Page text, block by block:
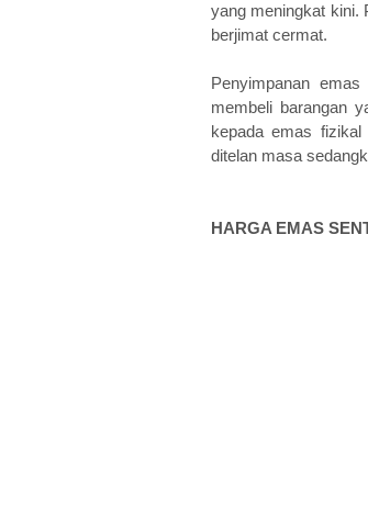
yang meningkat kini.
berjimat cermat.
Penyimpanan
membeli barangan
kepada emas
ditelan masa
HARGA EMAS